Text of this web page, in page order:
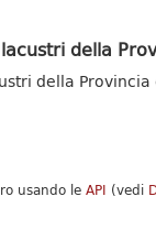
della
della
usando le API (vedi